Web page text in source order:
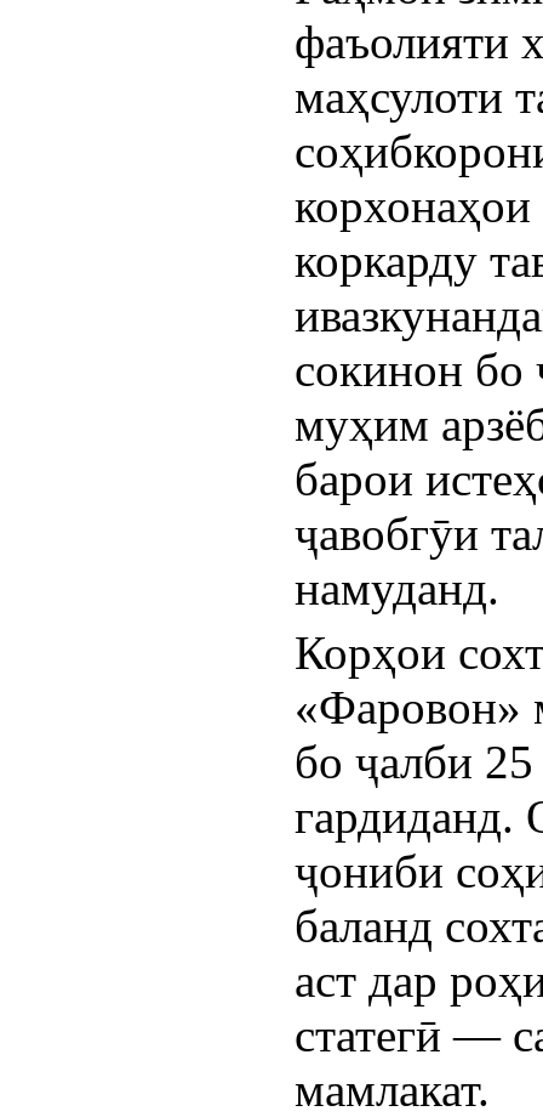
фаъолияти
маҳсулоти
коркарду
сокинон
муҳим
барои
ҷавобгӯи
намуданд.
Корҳои
«Фаровон»
бо ҷалби
гардиданд.
ҷониби
баланд
аст дар
статегӣ —
мамлакат.